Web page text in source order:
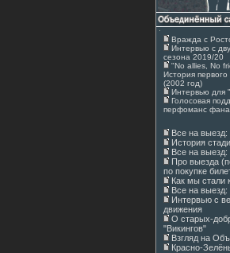
Вражда с
Интервью с
сезона 2019/20
"No allies, No
История
(2002 год)
Интервью для
Голосовая
перфоманс
Все на
История
Все на
Про выезда
по покупке
Как мы стали
Все на выезд:
Интервью с
движения
О старых-
"Викингов"
Взгляд на
Красно-